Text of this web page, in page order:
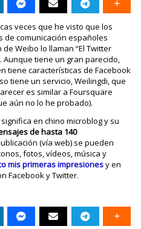
veces que he visto que los
de comunicación españoles
de Weibo lo llaman “El Twitter
Aunque tiene un gran parecido,
tiene características de Facebook
tiene un servicio, Weilingdi, que
es similar a Foursquare
aún no lo he probado).
en chino microblog y su
de hasta 140
(vía web) se pueden
fotos, vídeos, música y
mis primeras impresionesy en
Facebook y Twitter.